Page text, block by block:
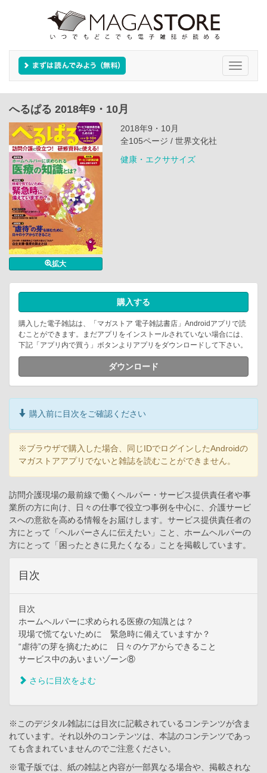
Toggle
へるぱる 2018年9・10月
拡大
2018年9・10月
全105ページ / 世界文化社
健康・エクササイズ
購入する
購入した電子雑誌は、「マガストア 電子雑誌書店」Androidアプリで読
むことができます。まだアプリをインストールされていない場合には、
下記「アプリ内で買う」ボタンよりアプリをダウンロードして下さい。
ダウンロード
購入前に目次をご確認ください
※ブラウザで購入した場合、同じIDでログインしたAndroidの
マガストアアプリでないと雑誌を読むことができません。
訪問介護現場の最前線で働くヘルパー・サービス提供責任者や事
業所の方に向け、日々の仕事で役立つ事例を中心に、介護サービ
スへの意欲を高める情報をお届けします。サービス提供責任者の
方にとって「ヘルパーさんに伝えたい」こと、ホームヘルパーの
方にとって「困ったときに見たくなる」ことを掲載しています。
目次
目次
ホームヘルパーに求められる医療の知識とは？
現場で慌てないために 緊急時に備えていますか？
“虐待”の芽を摘むために 日々のケアからできること
サービス中のあいまいゾーン⑧
さらに目次をよむ
※このデジタル雑誌には目次に記載されているコンテンツが含ま
れています。それ以外のコンテンツは、本誌のコンテンツであっ
ても含まれていませんのでご注意ください。
※電子版では、紙の雑誌と内容が一部異なる場合や、掲載されな